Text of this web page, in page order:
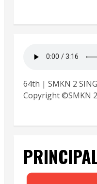
64th | SMKN 2
Copyright ©SMKN